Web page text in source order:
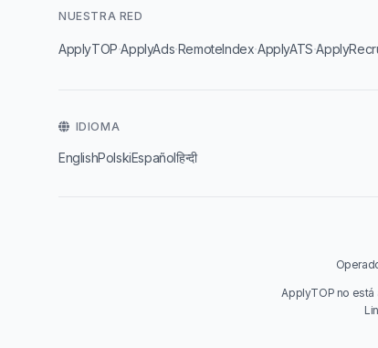
NUESTRA RED
ApplyTOP·ApplyAds·RemoteIndex·ApplyATS·
IDIOMA
EnglishPolskiEspañolहिन्दी
ApplyTOP no está